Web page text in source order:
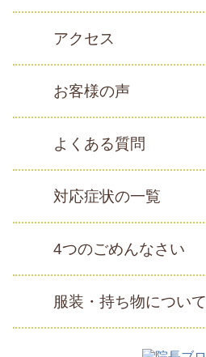
アクセス
お客様の声
よくある質問
対応症状の一覧
4つのごめんなさい
服装・持ち物について